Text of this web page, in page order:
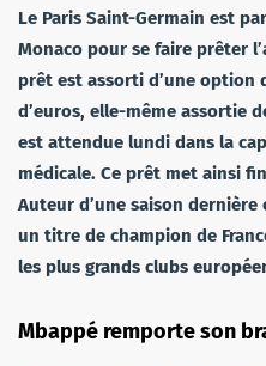
Le Paris Saint-Germain est
Monaco pour se faire prêter
prêt est assorti d’une option
d’euros, elle-même assortie
est attendue lundi dans la
médicale. Ce prêt met ainsi
Auteur d’une saison
un titre de champion de
les plus grands clubs
Mbappé remporte son